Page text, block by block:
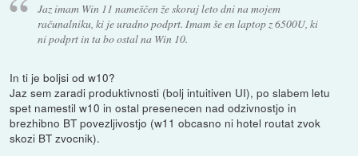
Jaz imam Win 11 nameščen že skoraj leto dni na mojem
računalniku, ki je uradno podprt. Imam še en laptop z 6500U, ki
ni podprt in ta bo ostal na Win 10.
In ti je boljsi od w10?
Jaz sem zaradi produktivnosti (bolj intuitiven UI), po slabem letu
spet namestil w10 in ostal presenecen nad odzivnostjo in
brezhibno BT povezljivostjo (w11 obcasno ni hotel routat zvok
skozi BT zvocnik).